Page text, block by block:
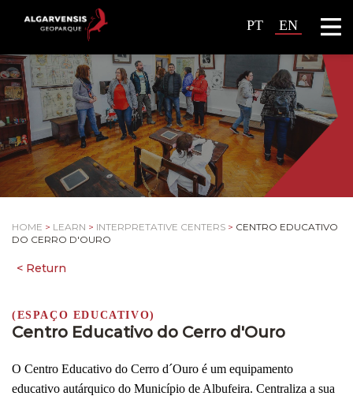
PT EN
HOME > LEARN > INTERPRETATIVE CENTERS > CENTRO EDUCATIVO
DO CERRO D'OURO
(ESPAÇO EDUCATIVO)
Centro Educativo do Cerro d'Ouro
O Centro Educativo do Cerro d´Ouro é um equipamento
educativo autárquico do Município de Albufeira. Centraliza a sua